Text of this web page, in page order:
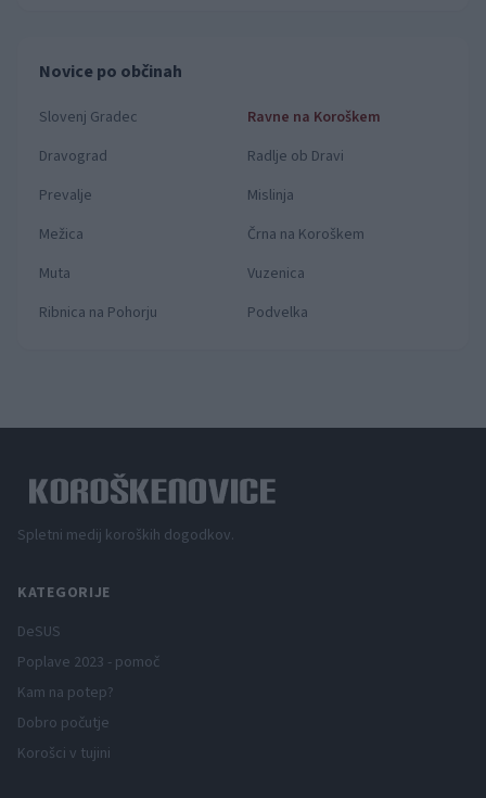
Novice po občinah
Slovenj Gradec
Ravne na Koroškem
Dravograd
Radlje ob Dravi
Prevalje
Mislinja
Mežica
Črna na Koroškem
Muta
Vuzenica
Ribnica na Pohorju
Podvelka
Spletni medij koroških dogodkov.
KATEGORIJE
DeSUS
Poplave 2023 - pomoč
Kam na potep?
Dobro počutje
Korošci v tujini